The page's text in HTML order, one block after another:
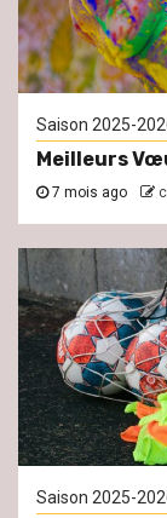
Saison 2025-
Meilleurs
7 mois ago
Saison 2025-